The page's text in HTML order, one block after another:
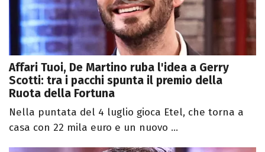
Affari Tuoi, De Martino ruba l'idea a Gerry
Scotti: tra i pacchi spunta il premio della
Ruota della Fortuna
Nella puntata del 4 luglio gioca Etel, che torna a
casa con 22 mila euro e un nuovo ...